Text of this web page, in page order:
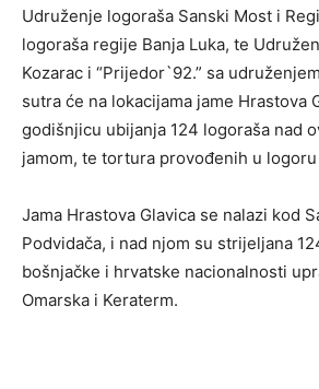
Udruženje logoraša Sanski Most i
logoraša regije Banja Luka, te
Kozarac i “Prijedor`92.” sa
sutra će na lokacijama jame Hrastova
godišnjicu ubijanja 124 logoraša nad
jamom, te tortura provođenih u
Jama Hrastova Glavica se nalazi kod
Podvidača, i nad njom su strijeljana
bošnjačke i hrvatske nacionalnosti
Omarska i Keraterm.